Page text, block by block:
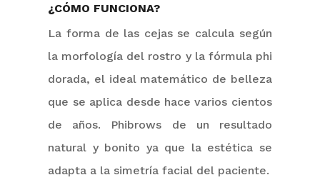
¿CÓMO FUNCIONA?
La forma de las cejas se calcula según
la morfología del rostro y la fórmula phi
dorada, el ideal matemático de belleza
que se aplica desde hace varios cientos
de años. Phibrows de un resultado
natural y bonito ya que la estética se
adapta a la simetría facial del paciente.